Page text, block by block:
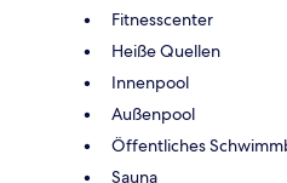
Fitnesscenter
Heiße Quellen
Innenpool
Außenpool
Öffentliches
Sauna